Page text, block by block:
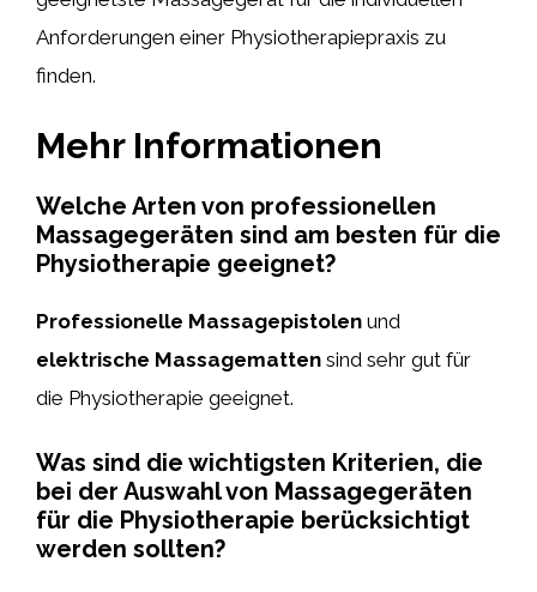
Anforderungen einer Physiotherapiepraxis zu
finden.
Mehr Informationen
Welche Arten von professionellen
Massagegeräten sind am besten für die
Physiotherapie geeignet?
Professionelle Massagepistolen und
elektrische Massagematten sind sehr gut für
die Physiotherapie geeignet.
Was sind die wichtigsten Kriterien, die
bei der Auswahl von Massagegeräten
für die Physiotherapie berücksichtigt
werden sollten?